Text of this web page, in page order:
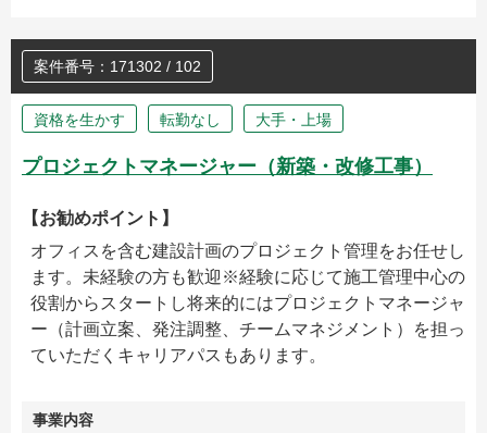
案件番号：171302 / 102
資格を生かす 転勤なし 大手・上場
プロジェクトマネージャー（新築・改修工事）
【お勧めポイント】
オフィスを含む建設計画のプロジェクト管理をお任せし
ます。未経験の方も歓迎※経験に応じて施工管理中心の
役割からスタートし将来的にはプロジェクトマネージャ
ー（計画立案、発注調整、チームマネジメント）を担っ
ていただくキャリアパスもあります。
事業内容